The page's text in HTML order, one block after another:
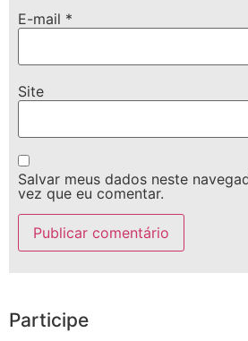
E-mail *
Site
Salvar meus dados neste
vez que eu comentar.
Participe